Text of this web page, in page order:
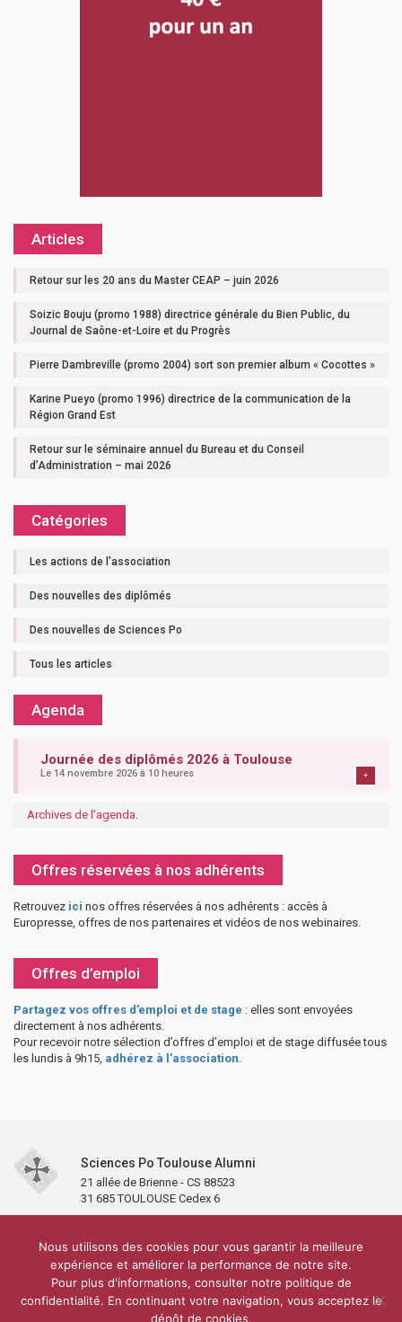
Articles
Retour sur les 20 ans du Master CEAP – juin 2026
Soizic Bouju (promo 1988) directrice générale du Bien Public, du
Journal de Saône-et-Loire et du Progrès
Pierre Dambreville (promo 2004) sort son premier album « Cocottes »
Karine Pueyo (promo 1996) directrice de la communication de la
Région Grand Est
Retour sur le séminaire annuel du Bureau et du Conseil
d’Administration – mai 2026
Catégories
Les actions de l'association
Des nouvelles des diplômés
Des nouvelles de Sciences Po
Tous les articles
Agenda
Journée des diplômés 2026 à Toulouse
Le 14 novembre 2026 à 10 heures +
Archives de l'agenda.
Offres réservées à nos adhérents
Retrouvez ici nos offres réservées à nos adhérents : accès à
Europresse, offres de nos partenaires et vidéos de nos webinaires.
Offres d’emploi
Partagez vos offres d’emploi et de stage : elles sont envoyées
directement à nos adhérents.
Pour recevoir notre sélection d’offres d’emploi et de stage diffusée tous
les lundis à 9h15, adhérez à l’association.
Sciences Po Toulouse Alumni
21 allée de Brienne - CS 88523
31 685 TOULOUSE Cedex 6
Partenaires et soutiens
Lettre d’information
Réseaux sociaux
Sciences Po Toulouse
Carré Alumni de la bibliothèque de Sciences Po Toulouse
10 000 diplômés
Réseau ScPo
Mentions légales Politique de confidentialité
Plan du site
Nous utilisons des cookies pour vous garantir la meilleure
expérience et améliorer la performance de notre site.
Pour plus d'informations, consulter notre politique de
confidentialité. En continuant votre navigation, vous acceptez le
dépôt de cookies.